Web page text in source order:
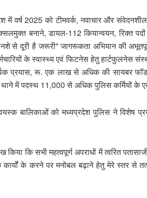
वर्ष 2025 को टीमवर्क, नवाचार और
बनाने, डायल-112 कियान्वयन, रिक्त पदों
से दूरी है जरूरी" जागरूकता अभियान की
के स्वास्थ्य एवं फिटनेस हेतु
प्रयास, रू. एक लाख से अधिक की सायबर फॉड
में पदस्थ 11,000 से अधिक पुलिस कर्मियों के
बालिकाओं को मध्‍यप्रदेश पुलिस ने
कि सभी महत्वपूर्ण अपराधों में त्वरित
के करने पर मनोबल बढ़ाने हेतु मेरे स्तर से